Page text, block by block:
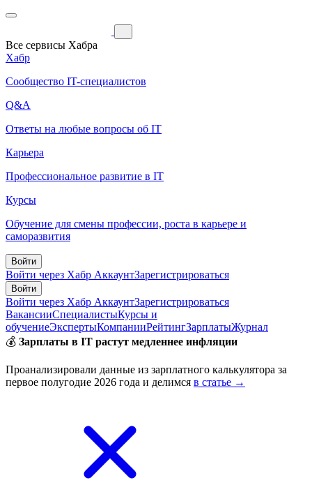
Все сервисы Хабра
Хабр
Сообщество IT-специалистов
Q&A
Ответы на любые вопросы об IT
Карьера
Профессиональное развитие в IT
Курсы
Обучение для смены профессии, роста в карьере и
саморазвития
Войти
Войти через Хабр АккаунтЗарегистрироваться
Войти
Войти через Хабр АккаунтЗарегистрироваться
ВакансииСпециалистыКурсы и
обучениеЭкспертыКомпанииРейтингЗарплатыЖурнал
💰 Зарплаты в IT растут медленнее инфляции
Проанализировали данные из зарплатного калькулятора за
первое полугодие 2026 года и делимся в статье →